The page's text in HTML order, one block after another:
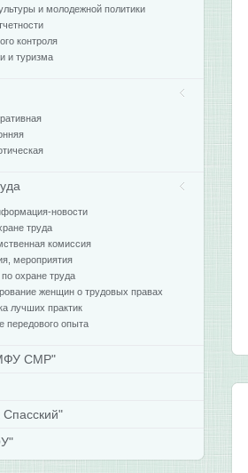
и молодежной политики
контроля
и туризма
новости
труда
комиссия
мероприятия
охране труда
женщин о трудовых правах
лучших практик
передового опыта
СМР"